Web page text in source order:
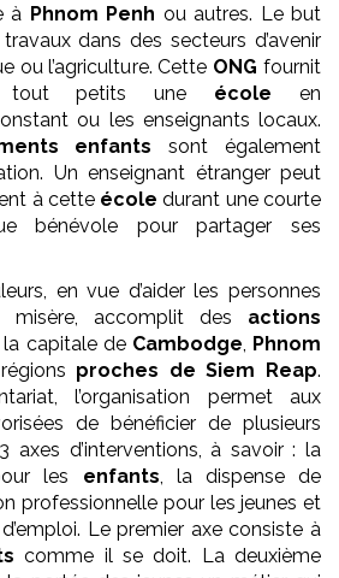
à Phnom Penh ou autres. Le but
dans des secteurs d’avenir
ou l’agriculture. Cette ONG fournit
tout petits une école en
ou les enseignants locaux.
enfants sont également
Un enseignant étranger peut
à cette école durant une courte
bénévole pour partager ses
en vue d’aider les personnes
misère, accomplit des actions
la capitale de Cambodge, Phnom
proches de Siem Reap.
l’organisation permet aux
de bénéficier de plusieurs
axes d’interventions, à savoir : la
les enfants, la dispense de
professionnelle pour les jeunes et
Le premier axe consiste à
comme il se doit. La deuxième